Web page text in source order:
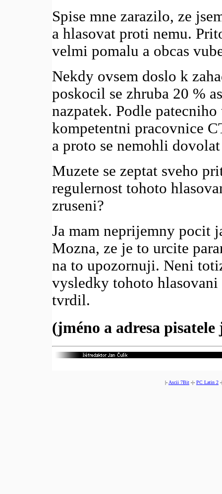
Spise mne zarazilo, ze
a hlasovat proti nemu.
velmi pomalu a obcas
Nekdy ovsem doslo k
poskocil se zhruba 20 %
nazpatek. Podle
kompetentni pracovnice
a proto se nemohli
Muzete se zeptat sveho
regulernost tohoto
zruseni?
Ja mam neprijemny pocit
Mozna, ze je to urcite
na to upozornuji. Neni
vysledky tohoto
tvrdil.
(jméno a adresa pisatele
|- Ascii 7Bit -|- PC Latin 2